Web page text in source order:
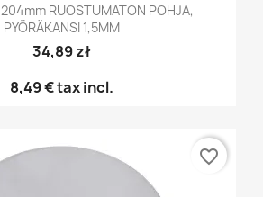
RUOSTUMATON POHJA,
PYÖRÄKANSI 1,5MM
34,89 zł
8,49 €tax incl.
favorite_border